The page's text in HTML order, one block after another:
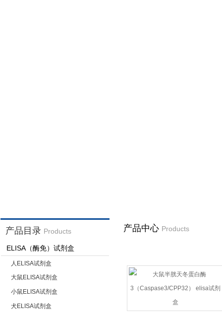
产品目录 Products
ELISA（酶免）试剂盒
人ELISA试剂盒
大鼠ELISA试剂盒
小鼠ELISA试剂盒
犬ELISA试剂盒
产品中心 Products